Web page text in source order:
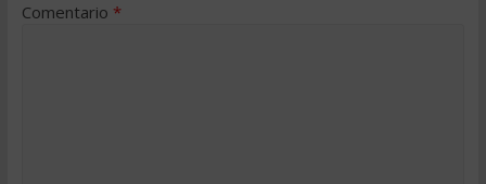
Comentario *